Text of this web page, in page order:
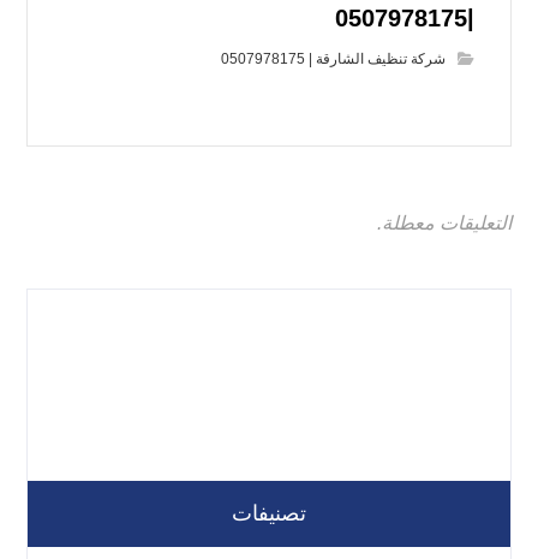
|0507978175
شركة تنظيف الشارقة | 0507978175
التعليقات معطلة.
تصنيفات